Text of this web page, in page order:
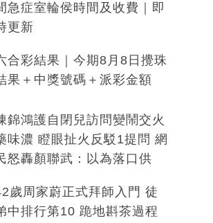
急症室輪侯時間及收費｜即
更新
合彩結果｜今期8月8日攪珠
果＋中獎號碼＋派彩金額
錦鴻護自閉兒訪問變鬧交火
味濃 瞪眼扯火反駁1提問 網
怒轟顏聯武：以為落口供
歲周家蔚正式拜師入門 徒
中排行第10 跪地斟茶過程